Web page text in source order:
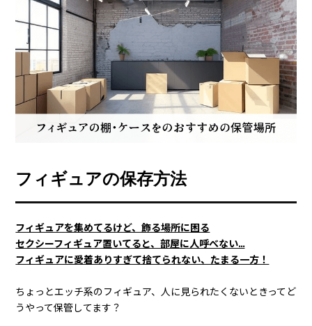
フィギュアの保存方法
フィギュアを集めてるけど、飾る場所に困る
セクシーフィギュア置いてると、部屋に人呼べない…
フィギュアに愛着ありすぎて捨てられない、たまる一方！
ちょっとエッチ系のフィギュア、人に見られたくないときってど
うやって保管してます？